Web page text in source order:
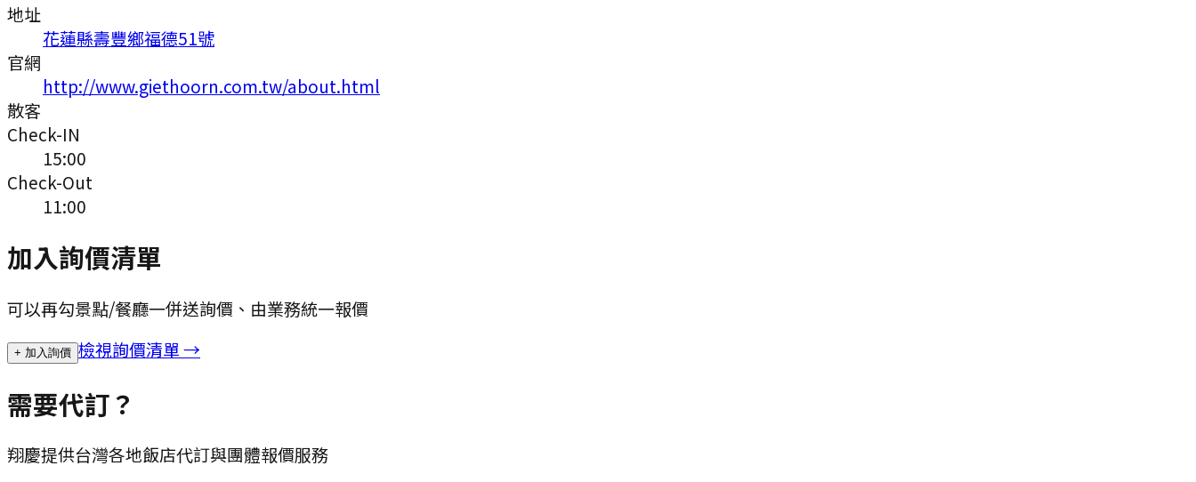
地址
花蓮縣壽豐鄉福德51號
官網
http://www.giethoorn.com.tw/about.html
散客
Check-IN
15:00
Check-Out
11:00
加入詢價清單
可以再勾景點/餐廳一併送詢價、由業務統一報價
+ 加入詢價 檢視詢價清單 →
需要代訂？
翔慶提供台灣各地飯店代訂與團體報價服務